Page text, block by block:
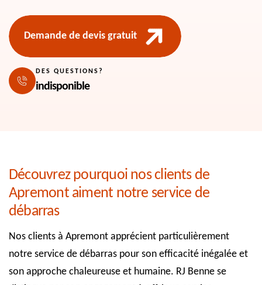
Demande de devis gratuit
DES QUESTIONS?
indisponible
Découvrez pourquoi nos clients de
Apremont aiment notre service de
débarras
Nos clients à Apremont apprécient particulièrement
notre service de débarras pour son efficacité inégalée et
son approche chaleureuse et humaine. RJ Benne se